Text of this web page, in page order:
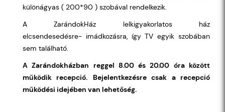
különágyas ( 200*90 ) szobával rendelkezik.
A ZarándokHáz lelkigyakorlatos ház
elcsendesedésre- imádkozásra, így TV egyik szobában
sem található.
A Zarándokházban reggel 8.00 és 20.00 óra között
működik recepció.
Bejelentkezésre csak a recepció
működési idejében van lehetőség.